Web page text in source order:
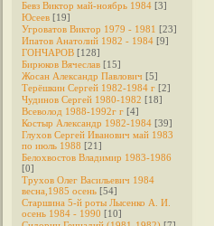
Бевз Виктор май-ноябрь 1984 [3]
Юсеев [19]
Угроватов Виктор 1979 - 1981 [23]
Ипатов Анатолий 1982 - 1984 [9]
ГОНЧАРОВ [128]
Бирюков Вячеслав [15]
Жосан Александр Павлович [5]
Терёшкин Сергей 1982-1984 г [2]
Чудинов Сергей 1980-1982 [18]
Всеволод 1988-1992г г [4]
Костыр Александр 1982-1984 [39]
Глухов Сергей Иванович май 1983
по июль 1988 [21]
Белохвостов Владимир 1983-1986
[0]
Трухов Олег Васильевич 1984
весна,1985 осень [54]
Старшина 5-й роты Лысенко А. И.
осень 1984 - 1990 [10]